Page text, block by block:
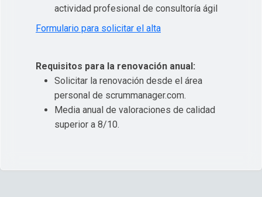
actividad profesional de consultoría ágil
Formulario para solicitar el alta
Requisitos para la renovación anual:
Solicitar la renovación desde el área
personal de scrummanager.com.
Media anual de valoraciones de calidad
superior a 8/10.